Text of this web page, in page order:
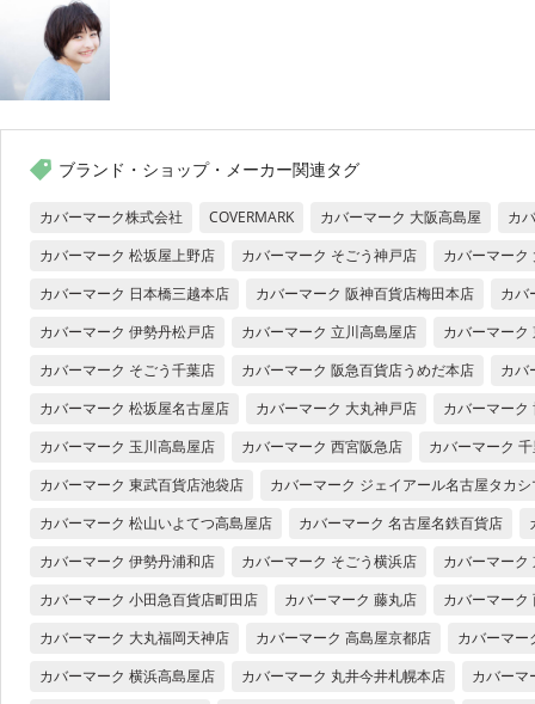
ブランド・ショップ・メーカー関連タグ
カバーマーク株式会社 COVERMARK カバーマーク 大阪高島屋
カ
カバーマーク 松坂屋上野店
カバーマーク そごう神戸店
カバーマーク
カバーマーク 日本橋三越本店
カバーマーク 阪神百貨店梅田本店
カバ
カバーマーク 伊勢丹松戸店
カバーマーク 立川高島屋店
カバーマーク
カバーマーク そごう千葉店
カバーマーク 阪急百貨店うめだ本店
カバ
カバーマーク 松坂屋名古屋店
カバーマーク 大丸神戸店
カバーマーク
カバーマーク 玉川高島屋店
カバーマーク 西宮阪急店
カバーマーク
カバーマーク 東武百貨店池袋店
カバーマーク ジェイアール名古屋タカ
カバーマーク 松山いよてつ高島屋店
カバーマーク 名古屋名鉄百貨店
カバーマーク 伊勢丹浦和店
カバーマーク そごう横浜店
カバーマーク
カバーマーク 小田急百貨店町田店
カバーマーク 藤丸店
カバーマーク
カバーマーク 大丸福岡天神店
カバーマーク 高島屋京都店
カバーマー
カバーマーク 横浜高島屋店
カバーマーク 丸井今井札幌本店
カバーマ